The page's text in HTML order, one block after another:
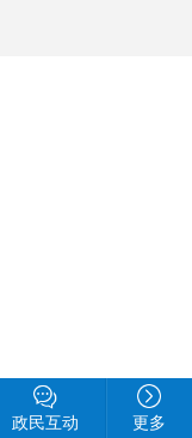
政民互动 更多